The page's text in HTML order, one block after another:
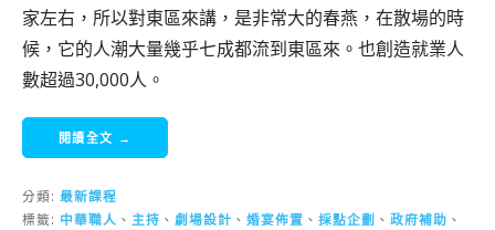
家左右，所以對東區來講，是非常大的春燕，在散場的時
候，它的人潮大量幾乎七成都流到東區來。也創造就業人
數超過30,000人。
閱讀全文 →
分類: 最新課程
標籤: 中華職人 、 主持 、 劇場設計 、 婚宴佈置 、 採點企劃 、 政府補助 、